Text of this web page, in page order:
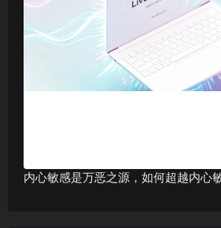
内心敏感是万恶之源，如何超越内心